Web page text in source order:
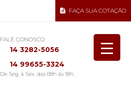
FAÇA SUA COTAÇÃO
FALE CONOSCO
14 3282-5056
14 99655-3324
De Seg. á Sex. das 08h ás 18h.